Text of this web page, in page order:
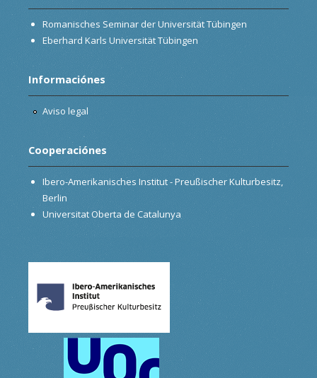
Romanisches Seminar der Universität Tübingen
Eberhard Karls Universität Tübingen
Informaciónes
Aviso legal
Cooperaciónes
Ibero-Amerikanisches Institut - Preußischer Kulturbesitz,
Berlin
Universitat Oberta de Catalunya